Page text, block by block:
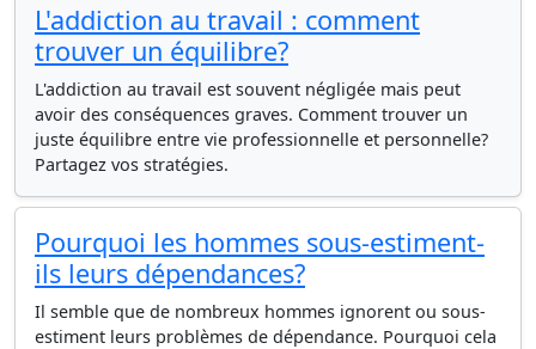
L'addiction au travail : comment
trouver un équilibre?
L'addiction au travail est souvent négligée mais peut
avoir des conséquences graves. Comment trouver un
juste équilibre entre vie professionnelle et personnelle?
Partagez vos stratégies.
Pourquoi les hommes sous-estiment-
ils leurs dépendances?
Il semble que de nombreux hommes ignorent ou sous-
estiment leurs problèmes de dépendance. Pourquoi cela